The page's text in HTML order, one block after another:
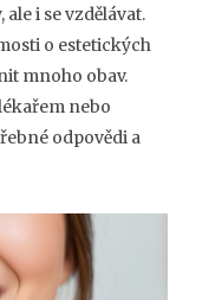
i se vzdělávat.
o estetických
mnoho obav.
nebo
odpovědi a